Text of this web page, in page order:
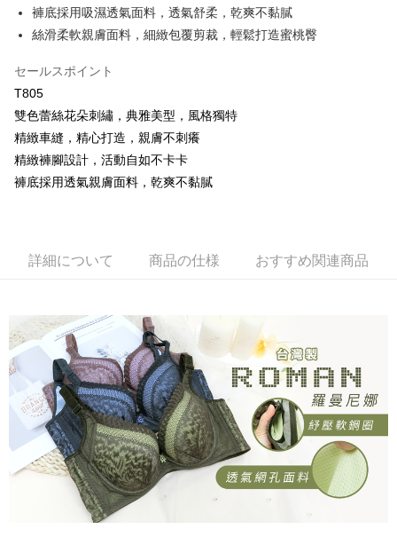
Plus Pay
説明
【OP Pay Later 使用説明】
1. 本サービスは台湾大哥大によって提供され、台湾大哥大のユーザーは追
加の申請なしで即時に利用可能です。
2. 支払い方法で「OP Pay Later」を選択すると、注文が成立した後に自動
的に OP Pay Later の取引プロセスに移行し、携帯番号を確認後、分割払
3. 実際の承認額、分割回数および費用については、後続の取引確認ページ
内容についての説明はいたしかねます。
【支払い方法の説明】
1. 分割払いの金額は電信請求書に統合されず、「OP Pay Later」は毎月の
締め日後に支払いリマインダーのSMSを送信します。
2. SMSのリンクを通じて請求書を開いた後、「コンビニバーコード／台湾
大直営店舗／銀行振込／街口支払い／iPASS MONEY」などのチャネルで
支払いを選択できます。
【注意事項】
1. 本サービスは「台湾大哥大株式会社」（以下「当社」といいます）によ
って提供され、ユーザーが取引時に本サービスを通じて商品やサービスを
購入できるようにし、店舗が売買／分割払い売買の債権を当社に譲渡した
後、契約に基づいて当社の請求書で帳款を支払うことになります。
2. 「OP Pay Later」を利用する契約関係の目的から、店舗はあなたの個人
情報（名前、電話または住所を含む）を台湾大哥大に提供し、収集、処理
説明
一、 AFTEE代金後払いについて
1.お支払い方法でAFTEE代金後払いを選択すると、携帯電話認証ウィンド
ウが表示されます。
の場合は、AFTEE アプリプッシュ通知が届きます。
代金納付期限は最短で 14 日以内ですので、ご注意ください。AFTEE アプ
リをダウンロードして AFTEE 会員になるとお支払い期限を最長 45 日以内
まで延長できます。
お支払期限は、ショップが請求した期日と、AFTEEで延長できる日数をも
とに計算されます。AFTEEで注文すると、商品を受け取るまで支払い期限
を延長できますが、商品を期限内に受け取れない場合があります（例：予
約商品や商品到着日が比較的遅い商品）。そのため、商品到着の有無に関
わらず、AFTEEで指定された期限内にお支払いください。
二、支払い限度額
1.初回 AFTEEを ご利用の際に、認証結果及び当社の審査の結果に基づ
Hami Point
説明
全家取貨付款
配送毎にNT$80、NT$499以上で送料無料
付款後全家取貨
配送毎にNT$80、NT$499以上で送料無料
萊爾富取貨付款
配送毎にNT$80、NT$799以上で送料無料
付款後萊爾富取貨
配送毎にNT$80、NT$799以上で送料無料
褲底採用吸濕透氣面料，透氣舒柔，乾爽不黏膩
絲滑柔軟親膚面料，細緻包覆剪裁，輕鬆打造蜜桃臀
セールスポイント
T805
雙色蕾絲花朵刺繡，典雅美型，風格獨特
精緻車縫，精心打造，親膚不刺癢
精緻褲腳設計，活動自如不卡卡
褲底採用透氣親膚面料，乾爽不黏膩
詳細について 商品の仕様 おすすめ関連商品